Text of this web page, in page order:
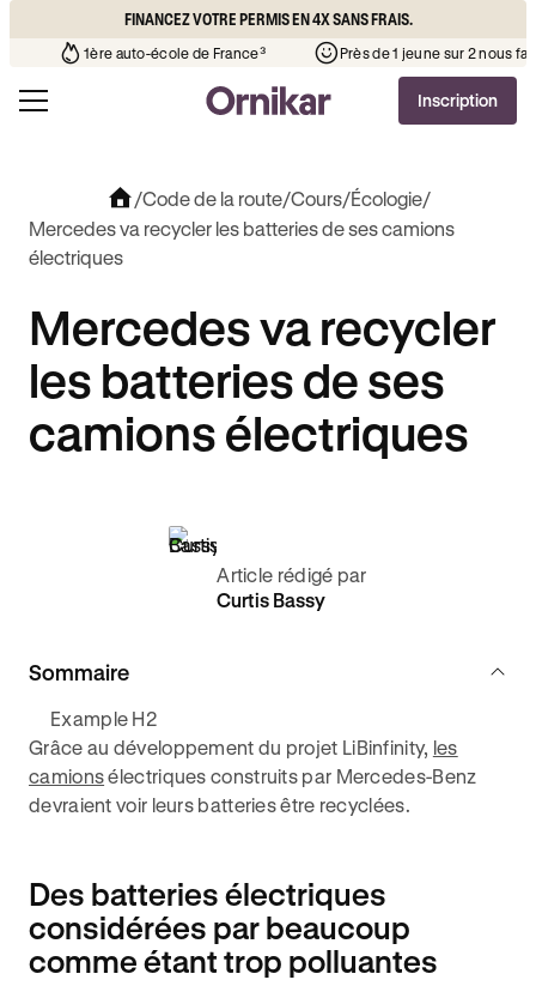
FINANCEZ VOTRE PERMIS EN 4X SANS FRAIS.
que l’auto-école de votre quartier¹ 1ère auto-école de France³
Inscription
/Code de la route/Cours/Écologie/
Mercedes va recycler les batteries de ses camions
électriques
Mercedes va recycler
les batteries de ses
camions électriques
Article rédigé par
Curtis Bassy
Sommaire
Example H2
Grâce au développement du projet LiBinfinity, les
camionsélectriques construits par Mercedes-Benz
devraient voir leurs batteries être recyclées.
Des batteries électriques
considérées par beaucoup
comme étant trop polluantes